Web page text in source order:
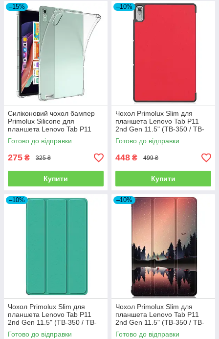
–15%
Силіконовий чохол бампер
Primolux Silicone для
планшета Lenovo Tab P11
2nd Gen 11.5" (TB-350 / TB-
355) - Clear
Готово до відправки
275 ₴ 325 ₴
Купити
–10%
Чохол Primolux Slim для
планшета Lenovo Tab P11
2nd Gen 11.5" (TB-350 / TB-
355) - Red
Готово до відправки
448 ₴ 499 ₴
Купити
–10%
Чохол Primolux Slim для
планшета Lenovo Tab P11
2nd Gen 11.5" (TB-350 / TB-
355) - Dark Green
Готово до відправки
–10%
Чохол Primolux Slim для
планшета Lenovo Tab P11
2nd Gen 11.5" (TB-350 / TB-
355) - Nature
Готово до відправки